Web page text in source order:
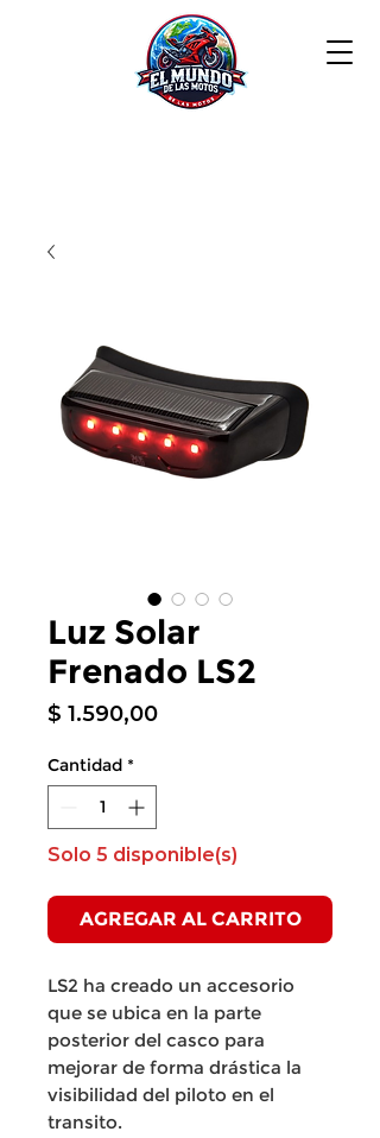
Luz Solar
Frenado LS2
$ 1.590,00Precio
Cantidad *
Solo 5 disponible(s)
AGREGAR AL CARRITO
LS2 ha creado un accesorio
que se ubica en la parte
posterior del casco para
mejorar de forma drástica la
visibilidad del piloto en el
transito.